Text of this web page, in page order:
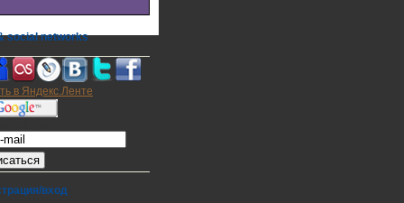
social networks
вход